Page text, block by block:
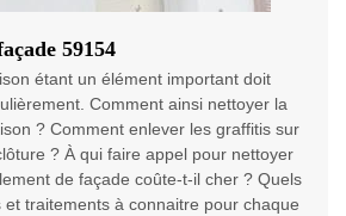
59154
étant un élément important doit
Comment ainsi nettoyer la
? Comment enlever les graffitis sur
? À qui faire appel pour nettoyer
de façade coûte-t-il cher ? Quels
et traitements à connaitre pour chaque